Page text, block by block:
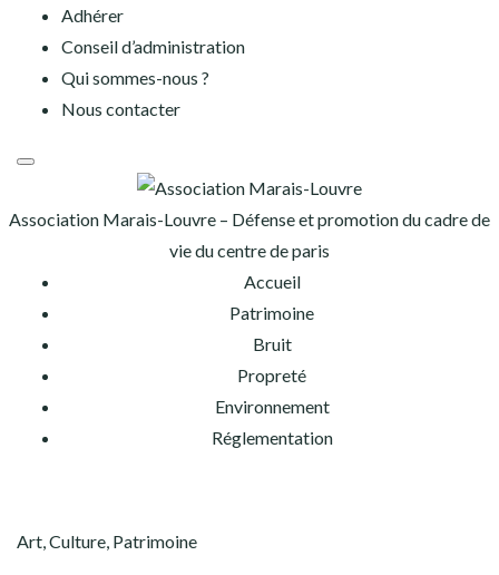
contenu
Adhérer
Conseil d’administration
Qui sommes-nous ?
Nous contacter
Association Marais-Louvre – Défense et promotion du cadre de
vie du centre de paris
Accueil
Patrimoine
Bruit
Propreté
Environnement
Réglementation
Art,Culture, Patrimoine